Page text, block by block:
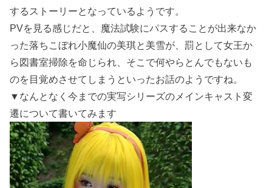
するストーリーとなっているようです。
PVを見る感じだと、魔法試験にパスすることが出来なか
った落ちこぼれ小魔仙の美琪と美雪が、罰として女王か
ら図書室掃除を命じられ、そこで何やらとんでもないも
のを目覚めさせてしまうといったお話のようですね。
▼なんとなく今までの実写シリーズのメインキャスト変
遷について書いてみます